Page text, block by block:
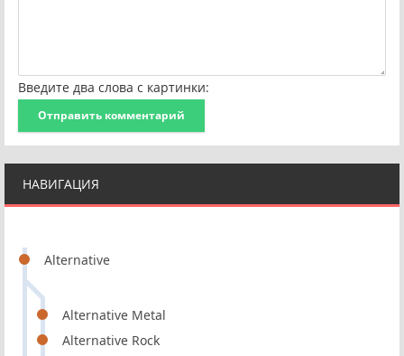
НАВИГАЦИЯ
Alternative
Alternative Metal
Alternative Rock
Введите два слова с картинки:
Отправить комментарий